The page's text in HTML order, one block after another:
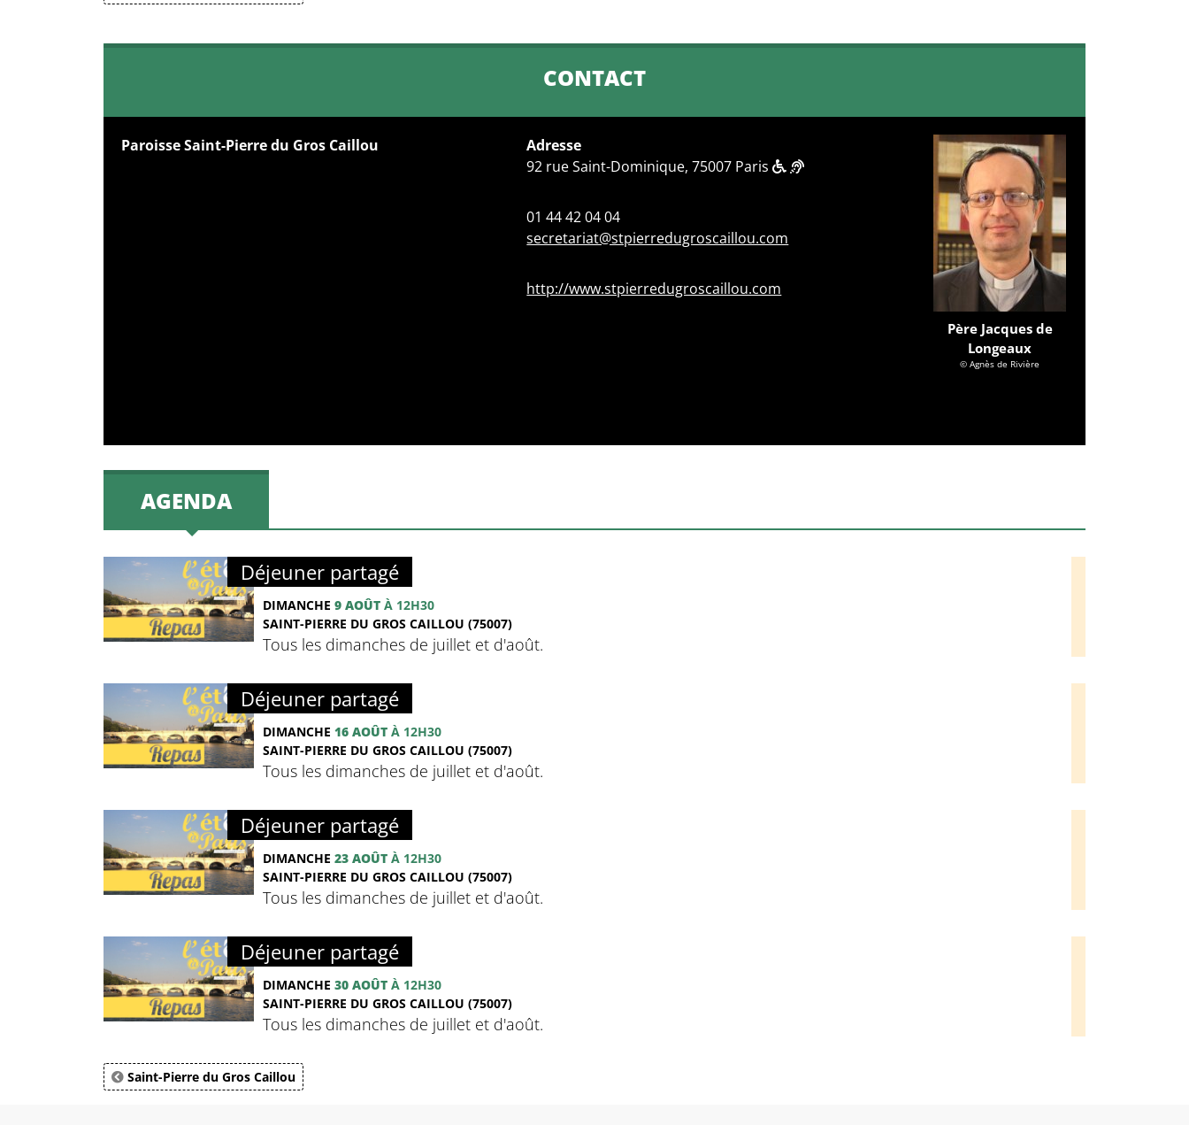
CONTACT
Paroisse Saint-Pierre du Gros Caillou
Adresse
92 rue Saint-Dominique, 75007 Paris
01 44 42 04 04
secretariat@stpierredugroscaillou.com
http://www.stpierredugroscaillou.com
Père Jacques de
Longeaux
© Agnès de Rivière
AGENDA
Déjeuner partagé
DIMANCHE 9 AOÛT À 12H30
SAINT-PIERRE DU GROS CAILLOU (75007)
Tous les dimanches de juillet et d'août.
Déjeuner partagé
DIMANCHE 16 AOÛT À 12H30
SAINT-PIERRE DU GROS CAILLOU (75007)
Tous les dimanches de juillet et d'août.
Déjeuner partagé
DIMANCHE 23 AOÛT À 12H30
SAINT-PIERRE DU GROS CAILLOU (75007)
Tous les dimanches de juillet et d'août.
Déjeuner partagé
DIMANCHE 30 AOÛT À 12H30
SAINT-PIERRE DU GROS CAILLOU (75007)
Tous les dimanches de juillet et d'août.
Saint-Pierre du Gros Caillou